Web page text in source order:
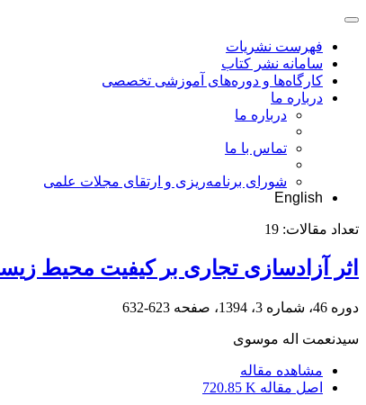
فهرست نشریات
سامانه نشر کتاب
کارگاه‌ها و دوره‌های آموزشی تخصصی
درباره ما
درباره ما
تماس با ما
شورای برنامه‌ریزی و ارتقای مجلات علمی
English
تعداد مقالات: 19
اثر آزادسازی تجاری بر کیفیت محیط
دوره 46، شماره 3، 1394، صفحه 623-632
سیدنعمت اله موسوی
مشاهده مقاله
اصل مقاله 720.85 K